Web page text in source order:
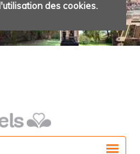
des cookies.